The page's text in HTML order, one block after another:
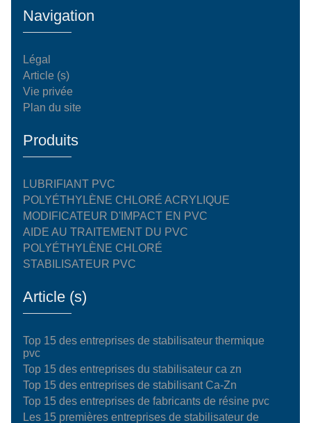
Navigation
Légal
Article (s)
Vie privée
Plan du site
Produits
LUBRIFIANT PVC
POLYÉTHYLÈNE CHLORÉ ACRYLIQUE
MODIFICATEUR D'IMPACT EN PVC
AIDE AU TRAITEMENT DU PVC
POLYÉTHYLÈNE CHLORÉ
STABILISATEUR PVC
Article (s)
Top 15 des entreprises de stabilisateur thermique
pvc
Top 15 des entreprises du stabilisateur ca zn
Top 15 des entreprises de stabilisant Ca-Zn
Top 15 des entreprises de fabricants de résine pvc
Les 15 premières entreprises de stabilisateur de